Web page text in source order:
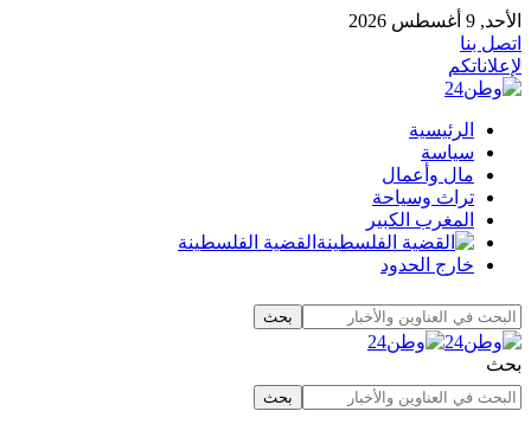
الأحد, 9 أغسطس 2026
اتصل بنا
لإعلاناتكم
الرئيسية
سياسة
مال وأعمال
تراث وسياحة
المغرب الكبير
القضية الفلسطينة
خارج الحدود
بحث